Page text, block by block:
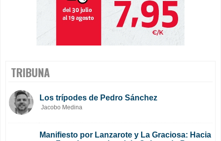
TRIBUNA
Los trípodes de Pedro Sánchez
Jacobo Medina
Manifiesto por Lanzarote y La Graciosa: Hacia